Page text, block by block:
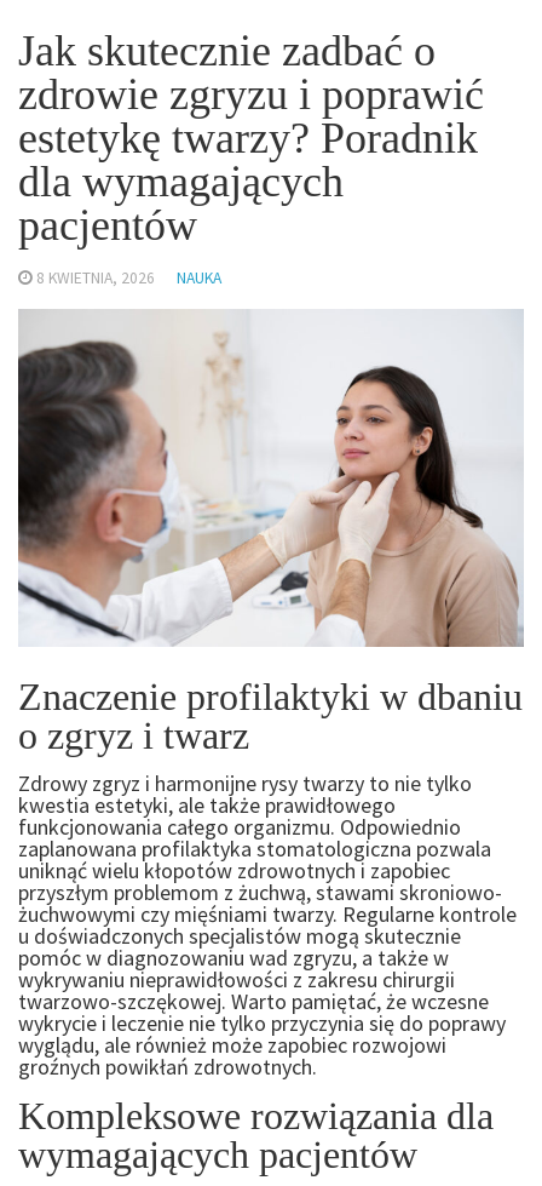
Jak skutecznie zadbać o
zdrowie zgryzu i poprawić
estetykę twarzy? Poradnik
dla wymagających
pacjentów
8 KWIETNIA, 2026 NAUKA
Znaczenie profilaktyki w dbaniu
o zgryz i twarz
Zdrowy zgryz i harmonijne rysy twarzy to nie tylko
kwestia estetyki, ale także prawidłowego
funkcjonowania całego organizmu. Odpowiednio
zaplanowana profilaktyka stomatologiczna pozwala
uniknąć wielu kłopotów zdrowotnych i zapobiec
przyszłym problemom z żuchwą, stawami skroniowo-
żuchwowymi czy mięśniami twarzy. Regularne kontrole
u doświadczonych specjalistów mogą skutecznie
pomóc w diagnozowaniu wad zgryzu, a także w
wykrywaniu nieprawidłowości z zakresu chirurgii
twarzowo-szczękowej. Warto pamiętać, że wczesne
wykrycie i leczenie nie tylko przyczynia się do poprawy
wyglądu, ale również może zapobiec rozwojowi
groźnych powikłań zdrowotnych.
Kompleksowe rozwiązania dla
wymagających pacjentów